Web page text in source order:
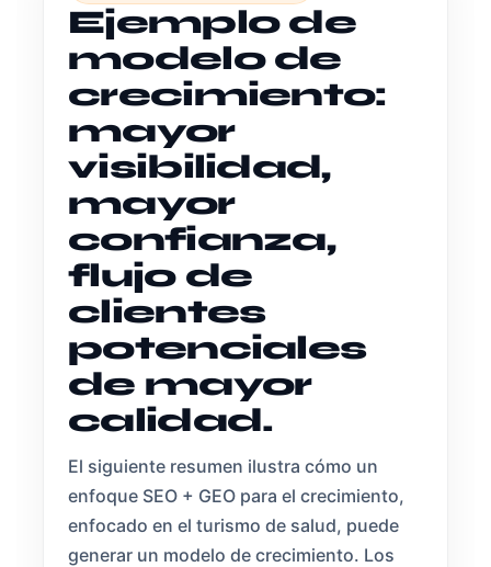
Ejemplo de
modelo de
crecimiento:
mayor
visibilidad,
mayor
confianza,
flujo de
clientes
potenciales
de mayor
calidad.
El siguiente resumen ilustra cómo un
enfoque SEO + GEO para el crecimiento,
enfocado en el turismo de salud, puede
generar un modelo de crecimiento. Los